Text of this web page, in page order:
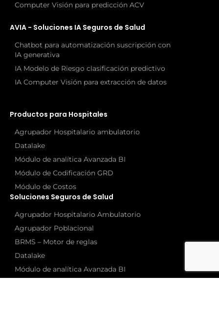
Computer Visión para predicción ACV
AVIA - Soluciones IA Seguros de Salud
Chatbot para automatización suscripción con
IA generativa
IA Modelo de Riesgo clasificación predictivo
IA Computer Visión para extracción de datos
Productos para Hospitales
Agrupador Hospitalario ambulatorio
Datalake
Módulo de analítica Avanzada BI
Módulo de Codificación GRD
Módulo de Costos
Soluciones Seguros de Salud
Agrupador Hospitalario Ambulatorio
Agrupador Poblacional
BRMS – Motor de reglas
Datalake
Módulo de analítica Avanzada BI